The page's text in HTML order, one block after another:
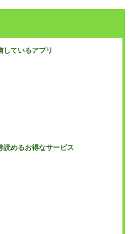
しているアプリ
読めるお得なサービス